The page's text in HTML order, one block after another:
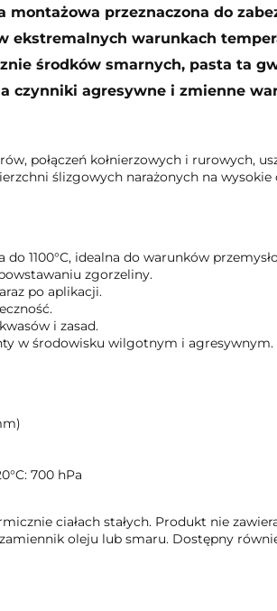
przeznaczona do
warunkach
środków smarnych, pasta ta
czynniki agresywne i zmienne
połączeń kołnierzowych i rurowych,
ślizgowych narażonych na
do 1100°C, idealna do warunków
zgorzeliny.
po aplikacji.
i zasad.
w środowisku wilgotnym i agresywnym.
700 hPa
ciałach stałych. Produkt nie
oleju lub smaru. Dostępny